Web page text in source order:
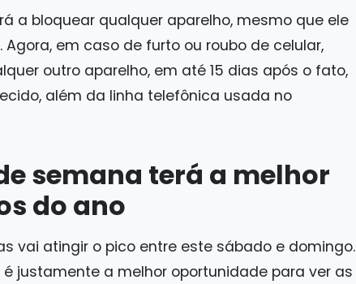
a bloquear qualquer aparelho, mesmo que ele
em caso de furto ou roubo de celular,
outro aparelho, em até 15 dias após o fato,
além da linha telefônica usada no
semana terá a melhor
do ano
vai atingir o pico entre este sábado e domingo.
justamente a melhor oportunidade para ver as